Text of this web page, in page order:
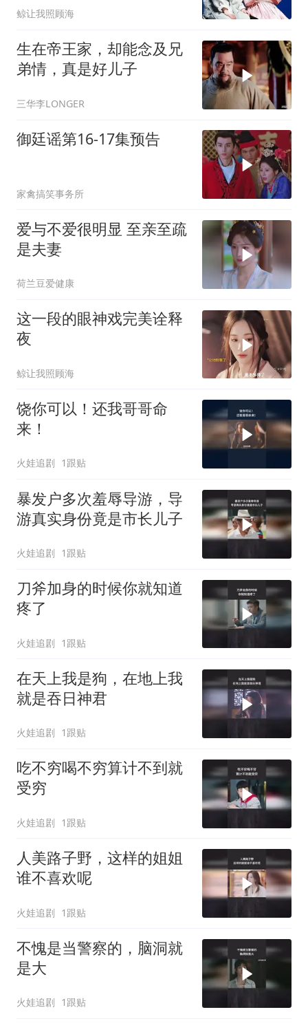
鲸让我照顾海
生在帝王家，却能念及兄
弟情，真是好儿子
三华李LONGER
御廷谣第16-17集预告
家禽搞笑事务所
爱与不爱很明显 至亲至疏
是夫妻
荷兰豆爱健康
这一段的眼神戏完美诠释
夜
鲸让我照顾海
饶你可以！还我哥哥命
来！
火娃追剧 1跟贴
暴发户多次羞辱导游，导
游真实身份竟是市长儿子
火娃追剧 1跟贴
刀斧加身的时候你就知道
疼了
火娃追剧 1跟贴
在天上我是狗，在地上我
就是吞日神君
火娃追剧 1跟贴
吃不穷喝不穷算计不到就
受穷
火娃追剧 1跟贴
人美路子野，这样的姐姐
谁不喜欢呢
火娃追剧 1跟贴
不愧是当警察的，脑洞就
是大
火娃追剧 1跟贴